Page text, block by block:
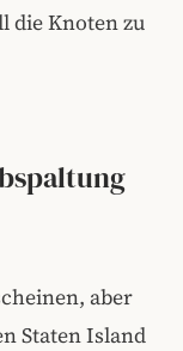
die Knoten zu
aber
Staten Island